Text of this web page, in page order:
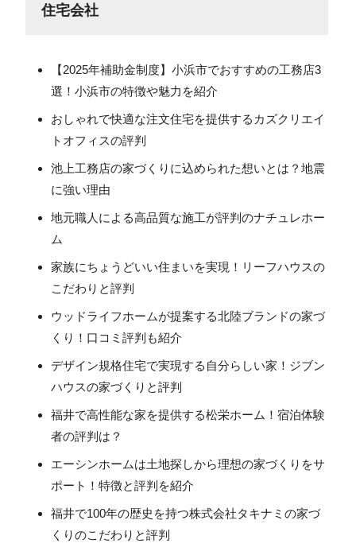
住宅会社
【2025年補助金制度】小浜市でおすすめの工務店3
選！小浜市の特徴や魅力を紹介
おしゃれで快適な注文住宅を提供するカズクリエイ
トオフィスの評判
池上工務店の家づくりに込められた想いとは？地震
に強い理由
地元職人による高品質な施工が評判のナチュレホー
ム
家族にちょうどいい住まいを実現！リーフハウスの
こだわりと評判
ウッドライフホームが提案する北陸ブランドの家づ
くり！口コミ評判も紹介
デザイン規格住宅で実現する自分らしい家！ジブン
ハウスの家づくりと評判
福井で高性能な家を提供する松栄ホーム！宿泊体験
者の評判は？
エーシンホームは土地探しから理想の家づくりをサ
ポート！特徴と評判を紹介
福井で100年の歴史を持つ株式会社タキナミの家づ
くりのこだわりと評判